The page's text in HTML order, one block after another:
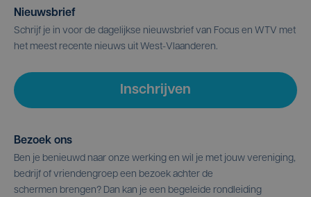
Nieuwsbrief
Schrijf je in voor de dagelijkse nieuwsbrief van Focus en WTV met
het meest recente nieuws uit West-Vlaanderen.
Inschrijven
Bezoek ons
Ben je benieuwd naar onze werking en wil je met jouw vereniging,
bedrijf of vriendengroep een bezoek achter de
schermen brengen? Dan kan je een begeleide rondleiding